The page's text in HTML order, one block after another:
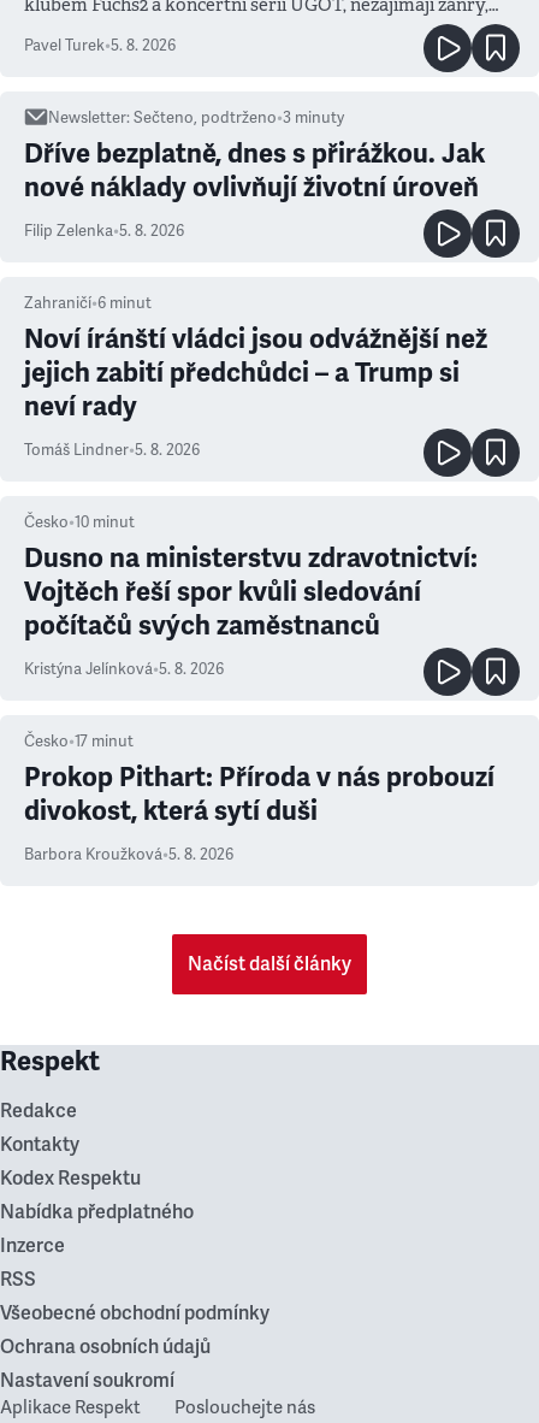
Pavel Turek•5. 8. 2026
Newsletter:Sečteno, podtrženo•3 minuty
Dříve bezplatně, dnes s přirážkou. Jak
nové náklady ovlivňují životní úroveň
Filip Zelenka•5. 8. 2026
Zahraničí•6 minut
Noví íránští vládci jsou odvážnější než
jejich zabití předchůdci – a Trump si
neví rady
Tomáš Lindner•5. 8. 2026
Česko•10 minut
Dusno na ministerstvu zdravotnictví:
Vojtěch řeší spor kvůli sledování
počítačů svých zaměstnanců
Kristýna Jelínková•5. 8. 2026
Česko•17 minut
Prokop Pithart: Příroda v nás probouzí
divokost, která sytí duši
Barbora Kroužková•5. 8. 2026
Načíst další články
Respekt
Redakce
Kontakty
Kodex Respektu
Nabídka předplatného
Inzerce
RSS
Všeobecné obchodní podmínky
Ochrana osobních údajů
Nastavení soukromí
Aplikace Respekt Poslouchejte nás